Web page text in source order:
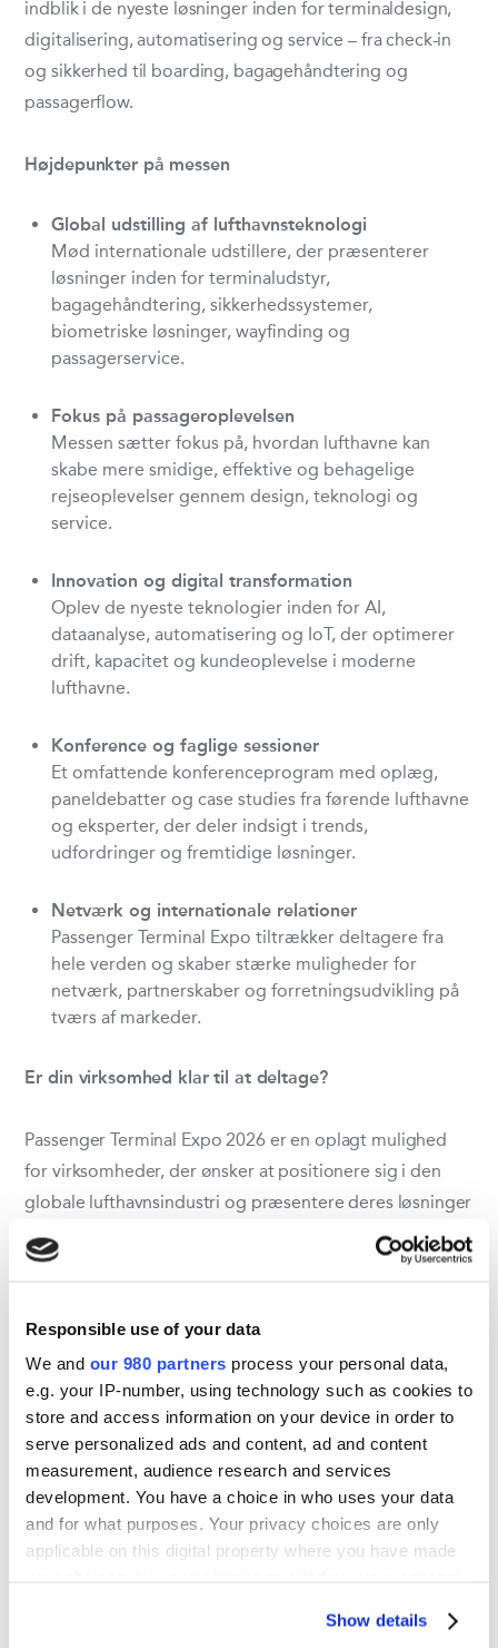
Responsible use of your data
We and our 980 partners process your personal data,
e.g. your IP-number, using technology such as cookies to
store and access information on your device in order to
serve personalized ads and content, ad and content
measurement, audience research and services
development. You have a choice in who uses your data
and for what purposes. Your privacy choices are only
applicable on this digital property where you have made
Show details
indblik i de nyeste løsninger inden for terminaldesign,
digitalisering, automatisering og service – fra check-in
og sikkerhed til boarding, bagagehåndtering og
passagerflow.
Højdepunkter på messen
Global udstilling af lufthavnsteknologi
Mød internationale udstillere, der præsenterer
løsninger inden for terminaludstyr,
bagagehåndtering, sikkerhedssystemer,
biometriske løsninger, wayfinding og
passagerservice.
Fokus på passageroplevelsen
Messen sætter fokus på, hvordan lufthavne kan
skabe mere smidige, effektive og behagelige
rejseoplevelser gennem design, teknologi og
service.
Innovation og digital transformation
Oplev de nyeste teknologier inden for AI,
dataanalyse, automatisering og IoT, der optimerer
drift, kapacitet og kundeoplevelse i moderne
lufthavne.
Konference og faglige sessioner
Et omfattende konferenceprogram med oplæg,
paneldebatter og case studies fra førende lufthavne
og eksperter, der deler indsigt i trends,
udfordringer og fremtidige løsninger.
Netværk og internationale relationer
Passenger Terminal Expo tiltrækker deltagere fra
hele verden og skaber stærke muligheder for
netværk, partnerskaber og forretningsudvikling på
tværs af markeder.
Er din virksomhed klar til at deltage?
Passenger Terminal Expo 2026 er en oplagt mulighed
for virksomheder, der ønsker at positionere sig i den
globale lufthavnsindustri og præsentere deres løsninger
for et internationalt publikum.
skabe en stærk og effektiv tilstedeværelse på messen.
Kontakt os for at høre, hvordan vi kan hjælpe jer med at
få mest muligt ud af jeres deltagelse på Passenger
Terminal Expo 2026!
Del aktivitet